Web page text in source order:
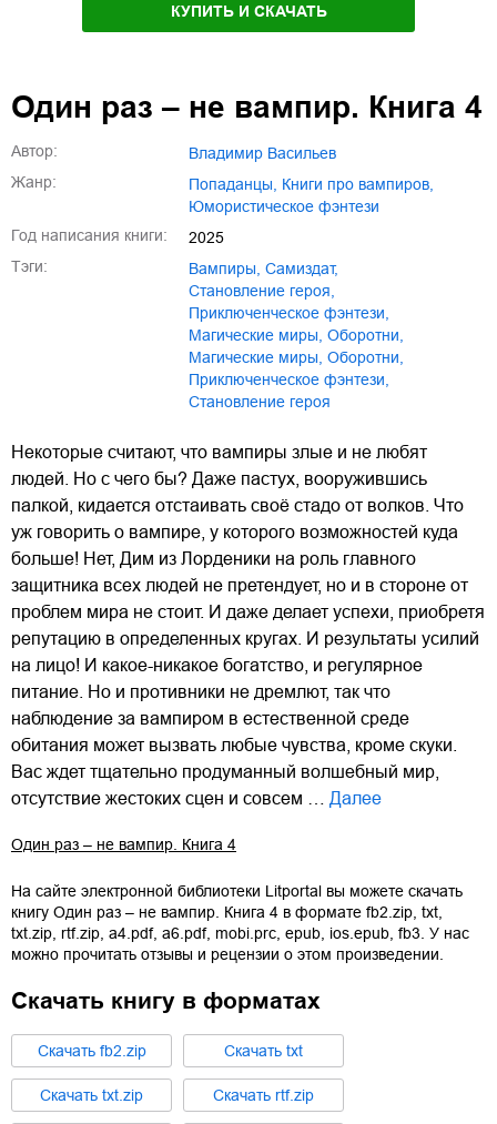
КУПИТЬ И СКАЧАТЬ
Один раз – не вампир. Книга 4
Автор:
Владимир Васильев
Жанр:
попаданцы книги про вампиров
юмористическое фэнтези
Год написания книги:
2025
Тэги:
вампиры Самиздат,
становление героя
приключенческое фэнтези
магические миры
оборотни
Магические миры
Оборотни
Приключенческое фэнтези
Становление героя
Некоторые считают, что вампиры злые и не любят
людей. Но с чего бы? Даже пастух, вооружившись
палкой, кидается отстаивать своё стадо от волков. Что
уж говорить о вампире, у которого возможностей куда
больше! Нет, Дим из Лорденики на роль главного
защитника всех людей не претендует, но и в стороне от
проблем мира не стоит. И даже делает успехи, приобретя
репутацию в определенных кругах. И результаты усилий
на лицо! И какое-никакое богатство, и регулярное
питание. Но и противники не дремлют, так что
наблюдение за вампиром в естественной среде
обитания может вызвать любые чувства, кроме скуки.
Вас ждет тщательно продуманный волшебный мир,
отсутствие жестоких сцен и совсем …
Далее
Один раз – не вампир. Книга 4
На сайте электронной библиотеки Litportal вы можете скачать
книгу Один раз – не вампир. Книга 4 в формате fb2.zip txt
txt.zip rtf.zip a4.pdf, a6.pdf, mobi.prc epub ios.epub fb3 . У нас
можно прочитать отзывы и рецензии о этом произведении.
Скачать книгу в форматах
Cкачать fb2.zip Cкачать txt
Cкачать txt.zip Cкачать rtf.zip